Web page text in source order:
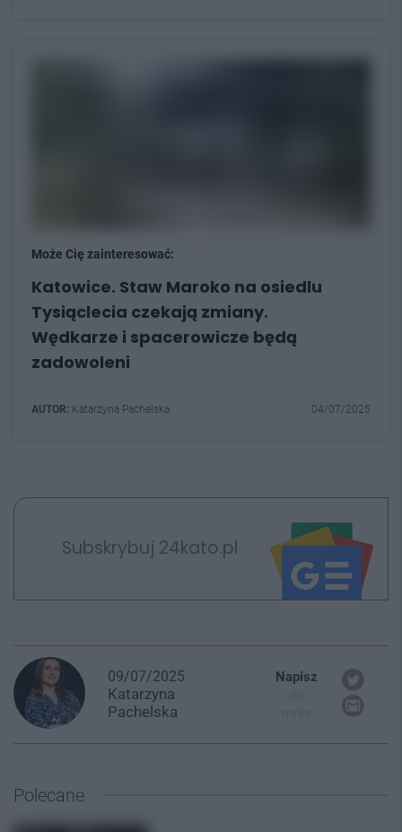
Może Cię zainteresować:
Katowice. Staw Maroko na osiedlu
Tysiąclecia czekają zmiany.
Wędkarze i spacerowicze będą
zadowoleni
AUTOR: Katarzyna Pachelska 04/07/2025
Subskrybuj 24kato.pl
09/07/2025
Katarzyna
Pachelska
Napisz
Polecane